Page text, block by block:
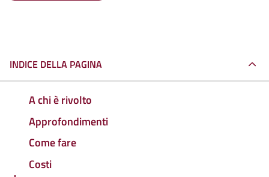
INDICE DELLA PAGINA
A chi è rivolto
Approfondimenti
Come fare
Costi